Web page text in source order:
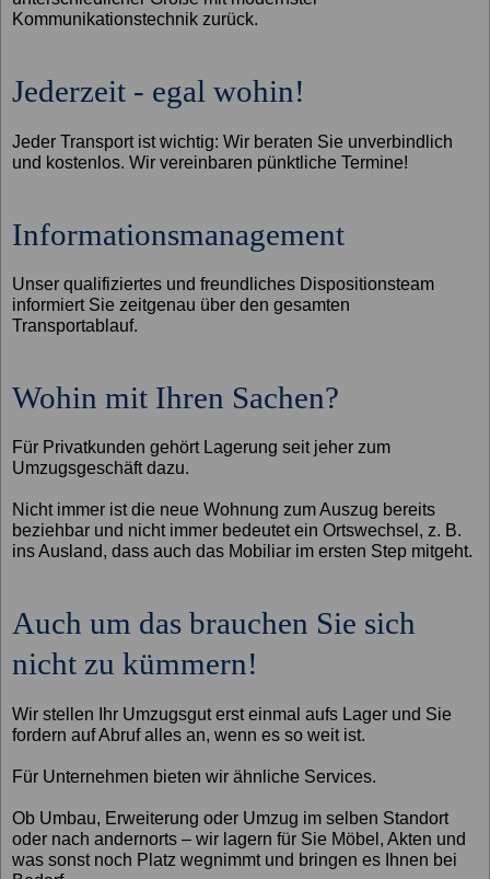
Kommunikationstechnik zurück.
Jederzeit - egal wohin!
Jeder Transport ist wichtig: Wir beraten Sie unverbindlich
und kostenlos. Wir vereinbaren pünktliche Termine!
Informationsmanagement
Unser qualifiziertes und freundliches Dispositionsteam
informiert Sie zeitgenau über den gesamten
Transportablauf.
Wohin mit Ihren Sachen?
Für Privatkunden gehört Lagerung seit jeher zum
Umzugsgeschäft dazu.
Nicht immer ist die neue Wohnung zum Auszug bereits
beziehbar und nicht immer bedeutet ein Ortswechsel, z. B.
ins Ausland, dass auch das Mobiliar im ersten Step mitgeht.
Auch um das brauchen Sie sich
nicht zu kümmern!
Wir stellen Ihr Umzugsgut erst einmal aufs Lager und Sie
fordern auf Abruf alles an, wenn es so weit ist.
Für Unternehmen bieten wir ähnliche Services.
Ob Umbau, Erweiterung oder Umzug im selben Standort
oder nach andernorts – wir lagern für Sie Möbel, Akten und
was sonst noch Platz wegnimmt und bringen es Ihnen bei